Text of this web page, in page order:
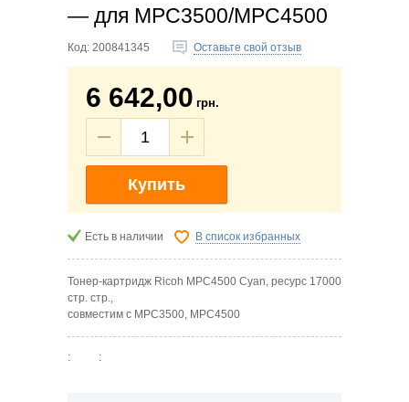
— для MPC3500/MPC4500
Код: 200841345 Оставьте свой отзыв
6 642,00 грн.
Купить
Есть в наличии В список избранных
Тонер-картридж Ricoh MPC4500 Cyan, ресурс 17000
стр. стр.,
совместим с MPC3500, MPC4500
: :